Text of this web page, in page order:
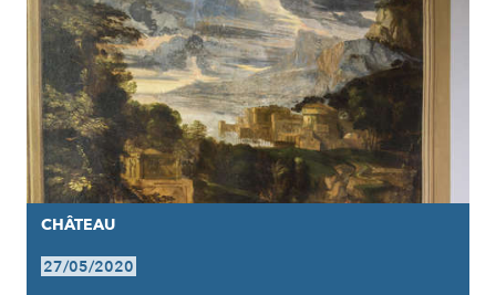
CHÂTEAU
27/05/2020